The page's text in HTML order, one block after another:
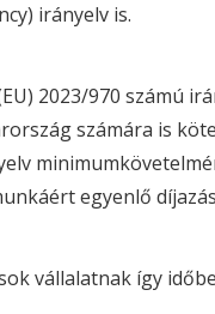
irányelv is.
2023/970 számú
számára is
egyenlő
vállalatnak így